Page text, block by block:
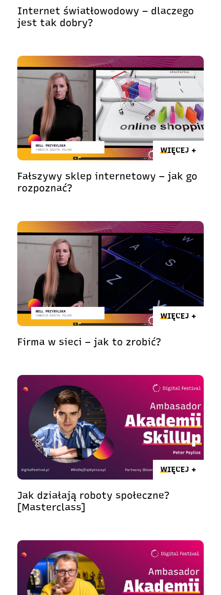
Internet światłowodowy – dlaczego
jest tak dobry?
WIĘCEJ +
Fałszywy sklep internetowy – jak go
rozpoznać?
WIĘCEJ +
Firma w sieci – jak to zrobić?
WIĘCEJ +
Jak działają roboty społeczne?
[Masterclass]